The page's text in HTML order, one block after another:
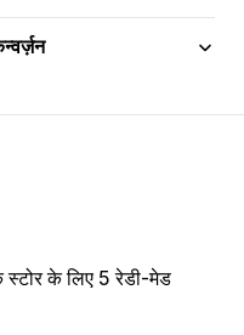
के लिए 5 रेडी-मेड